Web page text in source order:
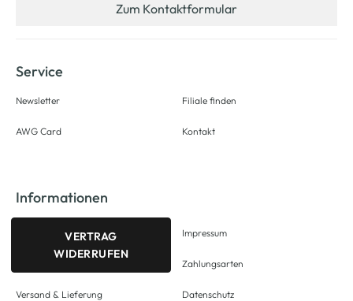
Zum Kontaktformular
Service
Newsletter
AWG Card
Filiale finden
Kontakt
Informationen
VERTRAG
WIDERRUFEN
Versand & Lieferung
Impressum
Zahlungsarten
Datenschutz